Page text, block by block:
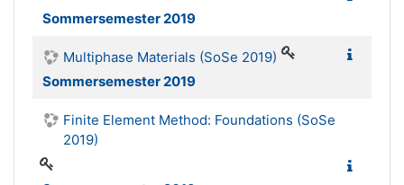
Sommersemester 2019
Multiphase Materials (SoSe 2019)
Sommersemester 2019
Finite Element Method: Foundations (SoSe
2019)